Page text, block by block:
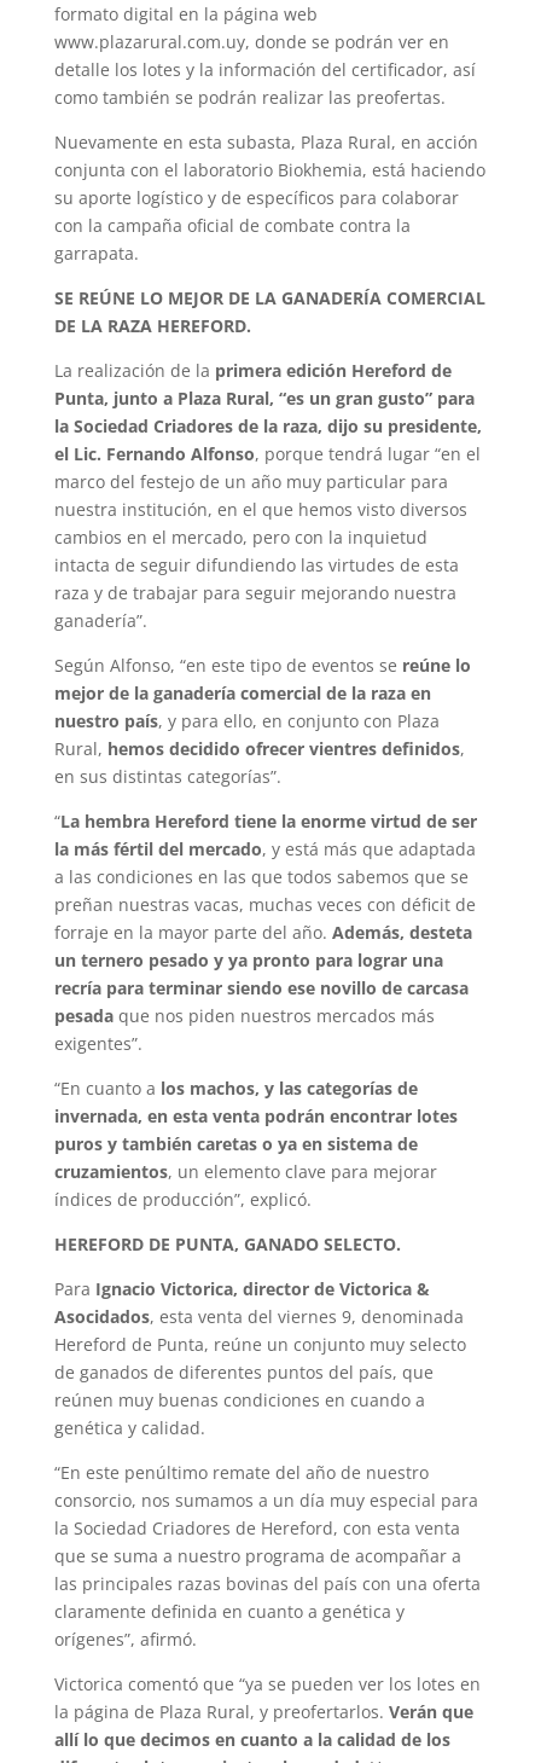
formato digital en la página web
www.plazarural.com.uy, donde se podrán ver en
detalle los lotes y la información del certificador, así
como también se podrán realizar las preofertas.
Nuevamente en esta subasta, Plaza Rural, en acción
conjunta con el laboratorio Biokhemia, está haciendo
su aporte logístico y de específicos para colaborar
con la campaña oficial de combate contra la
garrapata.
SE REÚNE LO MEJOR DE LA GANADERÍA COMERCIAL
DE LA RAZA HEREFORD.
La realización de la primera edición Hereford de
Punta, junto a Plaza Rural, “es un gran gusto” para
la Sociedad Criadores de la raza, dijo su presidente,
el Lic. Fernando Alfonso, porque tendrá lugar “en el
marco del festejo de un año muy particular para
nuestra institución, en el que hemos visto diversos
cambios en el mercado, pero con la inquietud
intacta de seguir difundiendo las virtudes de esta
raza y de trabajar para seguir mejorando nuestra
ganadería”.
Según Alfonso, “en este tipo de eventos se reúne lo
mejor de la ganadería comercial de la raza en
nuestro país, y para ello, en conjunto con Plaza
Rural, hemos decidido ofrecer vientres definidos,
en sus distintas categorías”.
“La hembra Hereford tiene la enorme virtud de ser
la más fértil del mercado, y está más que adaptada
a las condiciones en las que todos sabemos que se
preñan nuestras vacas, muchas veces con déficit de
forraje en la mayor parte del año. Además, desteta
un ternero pesado y ya pronto para lograr una
recría para terminar siendo ese novillo de carcasa
pesadaque nos piden nuestros mercados más
exigentes”.
“En cuanto a los machos, y las categorías de
invernada, en esta venta podrán encontrar lotes
puros y también caretas o ya en sistema de
cruzamientos, un elemento clave para mejorar
índices de producción”, explicó.
HEREFORD DE PUNTA, GANADO SELECTO.
Para Ignacio Victorica, director de Victorica &
Asocidados, esta venta del viernes 9, denominada
Hereford de Punta, reúne un conjunto muy selecto
de ganados de diferentes puntos del país, que
reúnen muy buenas condiciones en cuando a
genética y calidad.
“En este penúltimo remate del año de nuestro
consorcio, nos sumamos a un día muy especial para
la Sociedad Criadores de Hereford, con esta venta
que se suma a nuestro programa de acompañar a
las principales razas bovinas del país con una oferta
claramente definida en cuanto a genética y
orígenes”, afirmó.
Victorica comentó que “ya se pueden ver los lotes en
la página de Plaza Rural, y preofertarlos. Verán que
allí lo que decimos en cuanto a la calidad de los